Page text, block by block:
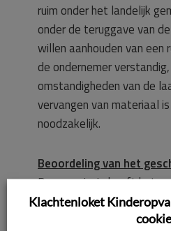
ruim onder het landelijk
onder de teruggave van
willen aanhouden van een
de ondernemer
omstandigheden van de
vervangen van materiaal
noodzakelijk.
Beoordeling van het
De commissie heeft het
De commissie dient de
Klachtenloket